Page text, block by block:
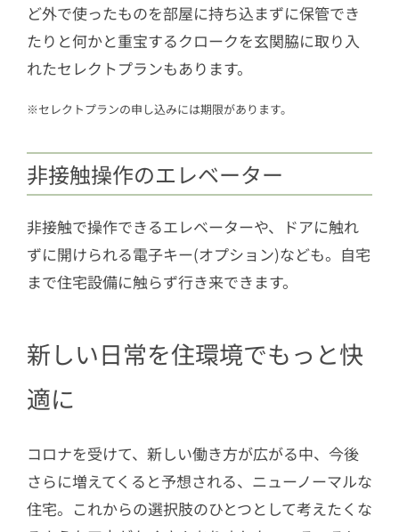
ど外で使ったものを部屋に持ち込まずに保管でき
たりと何かと重宝するクロークを玄関脇に取り入
れたセレクトプランもあります。
※セレクトプランの申し込みには期限があります。
非接触操作のエレベーター
非接触で操作できるエレベーターや、ドアに触れ
ずに開けられる電子キー(オプション)なども。自宅
まで住宅設備に触らず行き来できます。
新しい日常を住環境でもっと快
適に
コロナを受けて、新しい働き方が広がる中、今後
さらに増えてくると予想される、ニューノーマルな
住宅。これからの選択肢のひとつとして考えたくな